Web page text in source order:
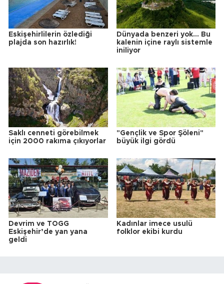
Eskişehirlilerin özlediği
plajda son hazırlık!
Dünyada benzeri yok... Bu
kalenin içine raylı sistemle
iniliyor
Saklı cenneti görebilmek
için 2000 rakıma çıkıyorlar
"Gençlik ve Spor Şöleni"
büyük ilgi gördü
Devrim ve TOGG
Eskişehir’de yan yana
geldi
Kadınlar imece usulü
folklor ekibi kurdu